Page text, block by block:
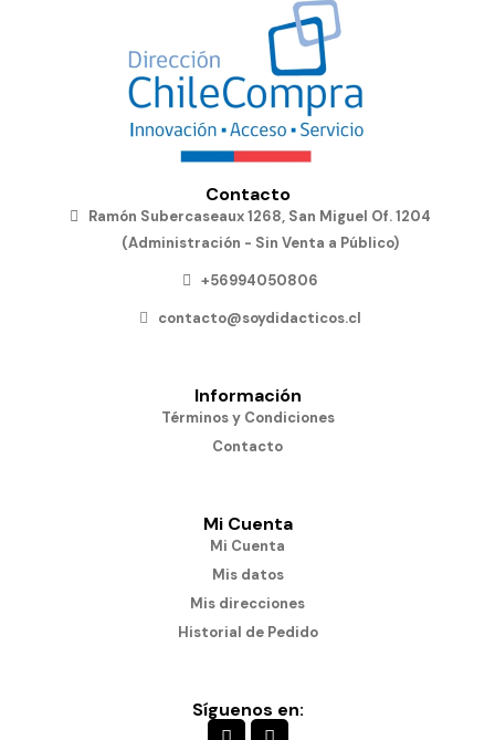
Contacto
Ramón Subercaseaux 1268, San Miguel Of. 1204
(Administración - Sin Venta a Público)
+56994050806
contacto@soydidacticos.cl
Información
Términos y Condiciones
Contacto
Mi Cuenta
Mi Cuenta
Mis datos
Mis direcciones
Historial de Pedido
Síguenos en: